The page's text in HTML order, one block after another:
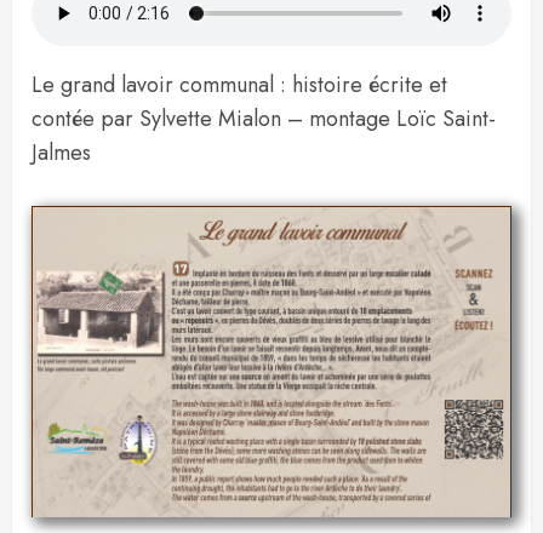
Le grand lavoir communal : histoire écrite et
contée par Sylvette Mialon – montage Loïc Saint-
Jalmes